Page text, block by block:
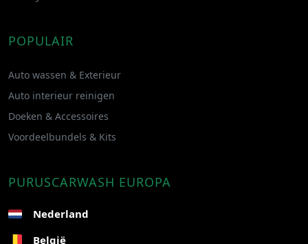
POPULAIR
Auto wassen & Exterieur
Auto interieur reinigen
Doeken & Accessoires
Voordeelbundels & Kits
PURUSCARWASH EUROPA
Nederland
België